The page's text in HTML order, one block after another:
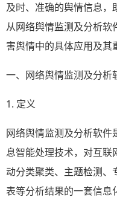
及时、准确的舆情信息
从网络舆情监测及分析软
害舆情中的具体应用及其
一、网络舆情监测及分析
1. 定义
网络舆情监测及分析软
息智能处理技术，对互联
动分类聚类、主题检测、
表等分析结果的一套信息